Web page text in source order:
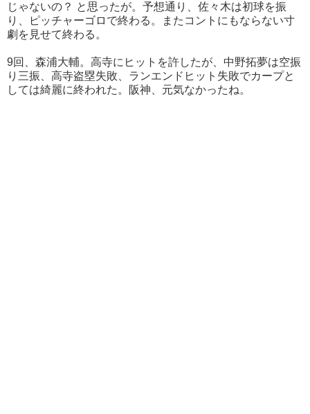
じゃないの？ と思ったが。予想通り、佐々木は初球を振
り、ピッチャーゴロで終わる。またコントにもならない寸
劇を見せて終わる。
9回、森浦大輔。高寺にヒットを許したが、中野拓夢は空振
り三振、高寺盗塁失敗、ランエンドヒット失敗でカープと
しては綺麗に終われた。阪神、元気なかったね。